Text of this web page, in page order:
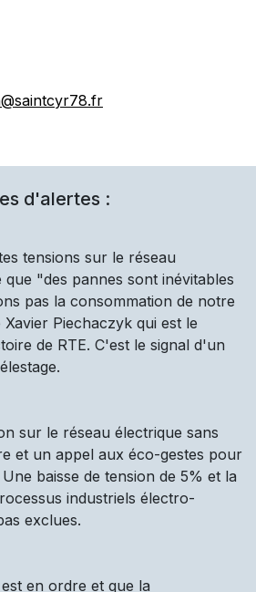
d'alertes :
tensions sur le réseau
que "des pannes sont inévitables
pas la consommation de notre
Piechaczyk qui est le
de RTE. C'est le signal d'un
sur le réseau électrique sans
et un appel aux éco-gestes pour
baisse de tension de 5% et la
industriels électro-
exclues.
en ordre et que la